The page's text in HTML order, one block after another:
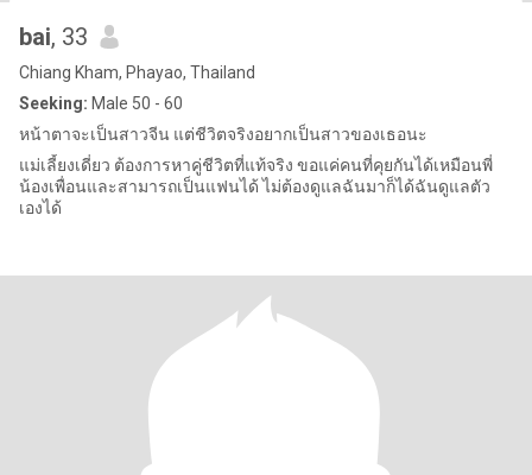
bai, 33
Chiang Kham, Phayao, Thailand
Seeking: Male 50 - 60
หน้าตาจะเป็นสาวจีน แต่ชีวิตจริงอยากเป็นสาวของเธอนะ
แม่เลี้ยงเดี่ยว ต้องการหาคู่ชีวิตที่แท้จริง ขอแค่คนที่คุยกันได้เหมือนพี่
น้องเพื่อนและสามารถเป็นแฟนได้ ไม่ต้องดูแลฉันมาก็ได้ฉันดูแลตัว
เองได้